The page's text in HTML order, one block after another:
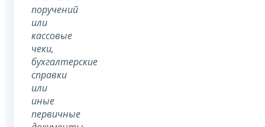
поручений
или
кассовые
чеки,
бухгалтерские
справки
или
иные
первичные